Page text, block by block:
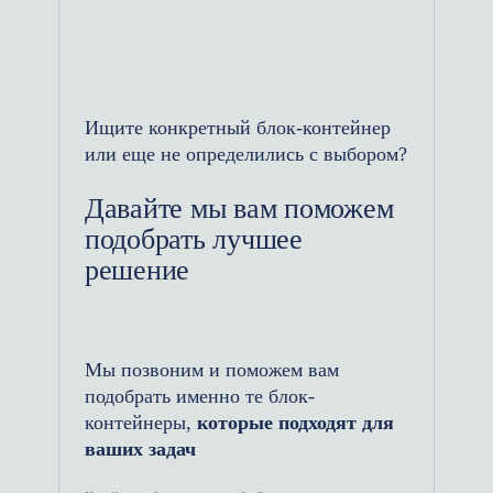
усиленной нижней обвязкой, что
исключает деформацию пола под
от работы мощных вытяжек.
Безупречная санитария: В зонах
приготовления и приема пищи на
Использование
широкоформатного станка
позволяет нам раскраивать и
укладывать материал единым
сплошным полотном. Отсутствие
Ищите конкретный блок-контейнер
или еще не определились с выбором?
Давайте мы вам поможем
подобрать лучшее
решение
Мы позвоним и поможем вам
подобрать именно те блок-
контейнеры, которые подходят для
ваших задач